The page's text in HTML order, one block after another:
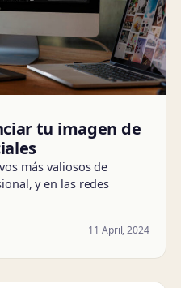
tu imagen de
más valiosos de
y en las redes
11 April, 2024